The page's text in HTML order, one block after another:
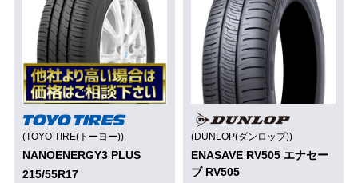
(TOYO TIRE(トーヨー))
NANOENERGY3 PLUS
215/55R17
(DUNLOP(ダンロップ))
ENASAVE RV505 エナセー
ブ RV505